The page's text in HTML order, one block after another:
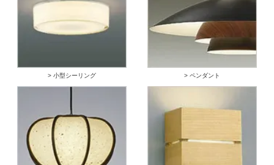
> 小型シーリング > ペンダント